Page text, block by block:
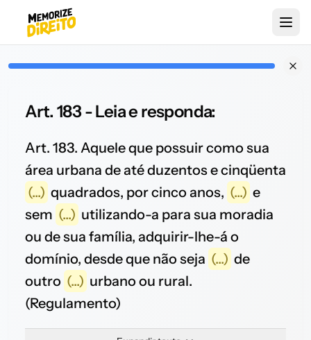
Art. 183 - Leia e responda:
Art. 183. Aquele que possuir como sua
área urbana de até duzentos e cinqüenta
(...) quadrados, por cinco anos, (...) e
sem (...) utilizando-a para sua moradia
ou de sua família, adquirir-lhe-á o
domínio, desde que não seja (...) de
outro (...) urbano ou rural.
(Regulamento)